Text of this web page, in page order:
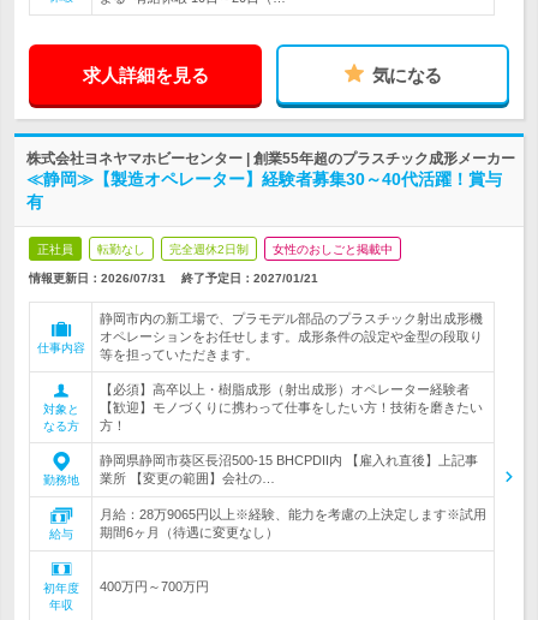
求人詳細を見る 気になる
株式会社ヨネヤマホビーセンター | 創業55年超のプラスチック成形メーカー
≪静岡≫【製造オペレーター】経験者募集30～40代活躍！賞与
有
正社員 転勤なし 完全週休2日制 女性のおしごと掲載中
情報更新日：2026/07/31 終了予定日： 2027/01/21
仕事内容
静岡市内の新工場で、プラモデル部品のプラスチック射出成形機
オペレーションをお任せします。成形条件の設定や金型の段取り
等を担っていただきます。
対象と
なる方
【必須】高卒以上・樹脂成形（射出成形）オペレーター経験者
【歓迎】モノづくりに携わって仕事をしたい方！技術を磨きたい
方！
勤務地
静岡県静岡市葵区長沼500-15 BHCPDII内 【雇入れ直後】上記事
業所 【変更の範囲】会社の…
給与
月給：28万9065円以上※経験、能力を考慮の上決定します※試用
期間6ヶ月（待遇に変更なし）
初年度
年収
400万円～700万円